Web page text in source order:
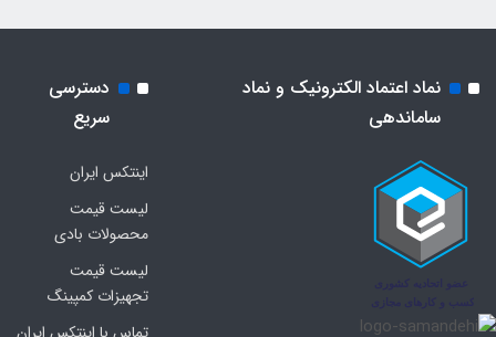
نماد اعتماد الکترونیک و نماد
ساماندهی
دسترسی
سریع
اینتکس ایران
لیست قیمت
محصولات بادی
لیست قیمت
تجهیزات کمپینگ